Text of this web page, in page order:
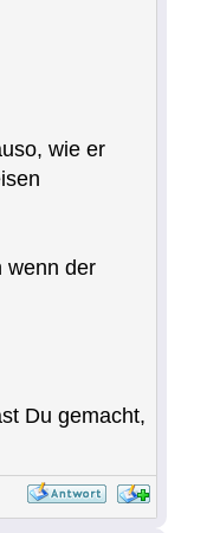
wie er
wenn der
Du gemacht,